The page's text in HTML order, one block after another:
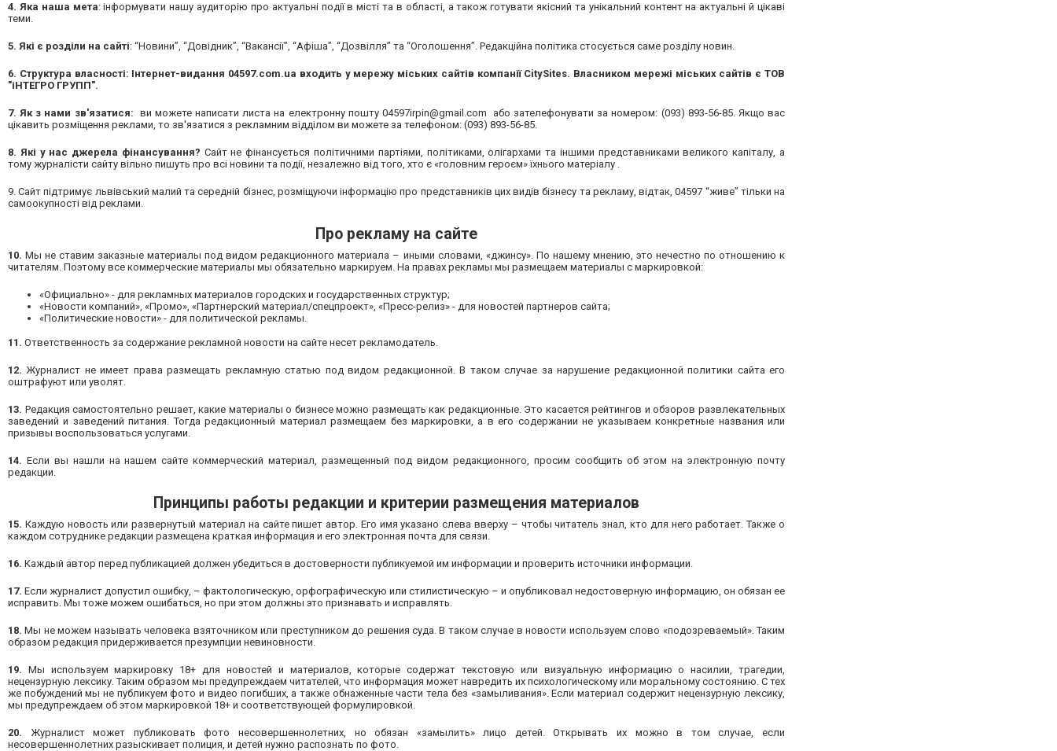
4. Яка наша мета: інформувати нашу аудиторію про актуальні події в місті та в області, а також готувати якісний та унікальний контент на актуальні й цікаві
теми.
5. Які є розділи на сайті: “Новини”, “Довідник”, “Вакансії”, “Афіша”, “Дозвілля” та “Оголошення”. Редакційна політика стосується саме розділу новин.
6. Структура власності: Інтернет-видання 04597.com.ua входить у мережу міських сайтів компанії CitySites. Власником мережі міських сайтів є ТОВ
"іНТЕГРО ГРУПП".
7. Як з нами зв'язатися: ви можете написати листа на електронну пошту 04597irpin@gmail.com або зателефонувати за номером: (093) 893-56-85. Якщо вас
цікавить розміщення реклами, то зв'язатися з рекламним відділом ви можете за телефоном: (093) 893-56-85.
8. Які у нас джерела фінансування? Сайт не фінансується політичними партіями, політиками, олігархами та іншими представниками великого капіталу, а
тому журналісти сайту вільно пишуть про всі новини та події, незалежно від того, хто є «головним героєм» їхнього матеріалу .
9. Сайт підтримує львівський малий та середній бізнес, розміщуючи інформацію про представників цих видів бізнесу та рекламу, відтак, 04597 “живе” тільки на
самоокупності від реклами.
Про рекламу на сайте
10. Мы не ставим заказные материалы под видом редакционного материала – иными словами, «джинсу». По нашему мнению, это нечестно по отношению к
читателям. Поэтому все коммерческие материалы мы обязательно маркируем. На правах рекламы мы размещаем материалы с маркировкой:
«Официально» - для рекламных материалов городских и государственных структур;
«Новости компаний», «Промо», «Партнерский материал/спецпроект», «Пресс-релиз» - для новостей партнеров сайта;
«Политические новости» - для политической рекламы.
11. Ответственность за содержание рекламной новости на сайте несет рекламодатель.
12. Журналист не имеет права размещать рекламную статью под видом редакционной. В таком случае за нарушение редакционной политики сайта его
оштрафуют или уволят.
13. Редакция самостоятельно решает, какие материалы о бизнесе можно размещать как редакционные. Это касается рейтингов и обзоров развлекательных
заведений и заведений питания. Тогда редакционный материал размещаем без маркировки, а в его содержании не указываем конкретные названия или
призывы воспользоваться услугами.
14. Если вы нашли на нашем сайте коммерческий материал, размещенный под видом редакционного, просим сообщить об этом на электронную почту
редакции.
Принципы работы редакции и критерии размещения материалов
15. Каждую новость или развернутый материал на сайте пишет автор. Его имя указано слева вверху – чтобы читатель знал, кто для него работает. Также о
каждом сотруднике редакции размещена краткая информация и его электронная почта для связи.
16. Каждый автор перед публикацией должен убедиться в достоверности публикуемой им информации и проверить источники информации.
17. Если журналист допустил ошибку, – фактологическую, орфографическую или стилистическую – и опубликовал недостоверную информацию, он обязан ее
исправить. Мы тоже можем ошибаться, но при этом должны это признавать и исправлять.
18. Мы не можем называть человека взяточником или преступником до решения суда. В таком случае в новости используем слово «подозреваемый». Таким
образом редакция придерживается презумпции невиновности.
19. Мы используем маркировку 18+ для новостей и материалов, которые содержат текстовую или визуальную информацию о насилии, трагедии,
нецензурную лексику. Таким образом мы предупреждаем читателей, что информация может навредить их психологическому или моральному состоянию. С тех
же побуждений мы не публикуем фото и видео погибших, а также обнаженные части тела без «замыливания». Если материал содержит нецензурную лексику,
мы предупреждаем об этом маркировкой 18+ и соответствующей формулировкой.
20. Журналист может публиковать фото несовершеннолетних, но обязан «замылить» лицо детей. Открывать их можно в том случае, если
несовершеннолетних разыскивает полиция, и детей нужно распознать по фото.